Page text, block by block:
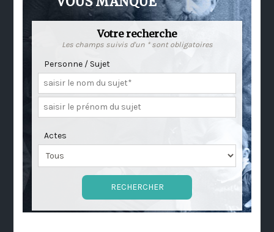
Votre recherche
Les champs suivis d'un * sont obligatoires
Personne / Sujet
Actes